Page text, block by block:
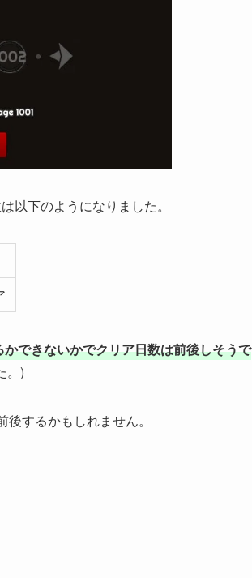
以下のようになりました。
できないかでクリア日数は前後しそうで
。)
するかもしれません。